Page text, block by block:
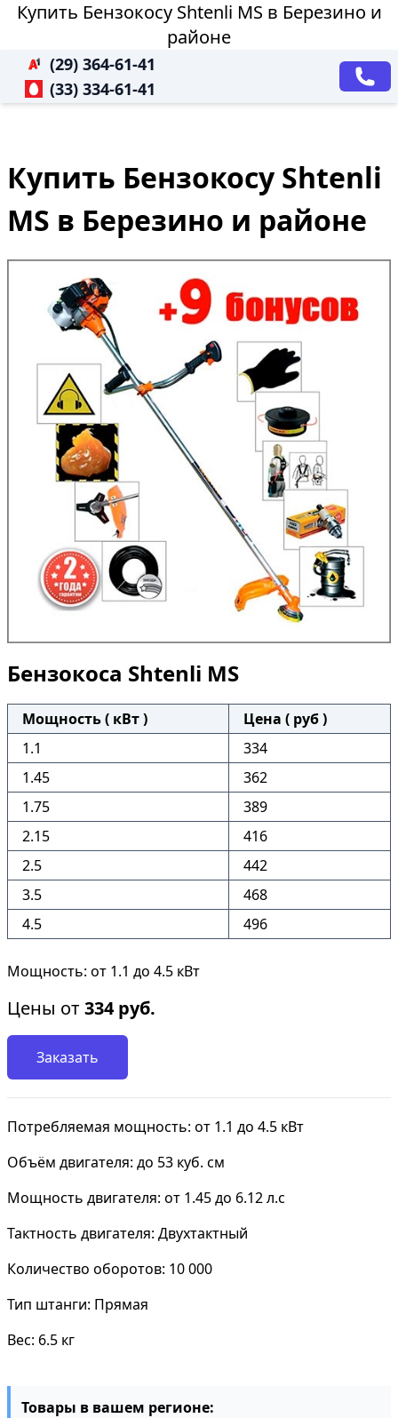
Купить Бензокосу Shtenli MS в Березино и
районе
(29) 364-61-41
(33) 334-61-41
Купить Бензокосу Shtenli
MS в Березино и районе
Бензокоса Shtenli MS
Мощность ( кВт )
Цена ( руб )
1.1
334
1.45
362
1.75
389
2.15
416
2.5
442
3.5
468
4.5
496
Мощность: от 1.1 до 4.5 кВт
Цены от334 руб.
Заказать
Потребляемая мощность: от 1.1 до 4.5 кВт
Объём двигателя: до 53 куб. см
Мощность двигателя: от 1.45 до 6.12 л.с
Тактность двигателя: Двухтактный
Количество оборотов: 10 000
Тип штанги: Прямая
Вес: 6.5 кг
Товары в вашем регионе: